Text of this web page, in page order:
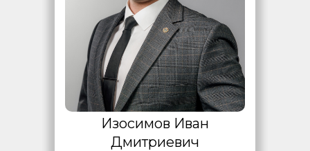
Изосимов Иван
Дмитриевич